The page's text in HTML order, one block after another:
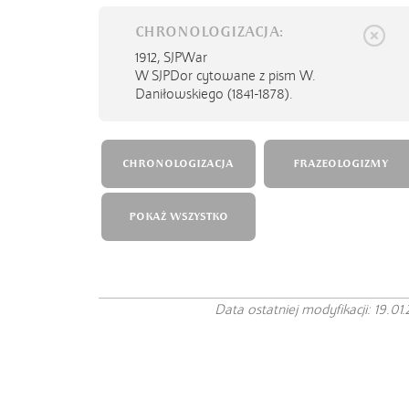
CHRONOLOGIZACJA:
1912, SJPWar
W SJPDor cytowane z pism W.
Daniłowskiego (1841-1878).
CHRONOLOGIZACJA FRAZEOLOGIZMY
POKAŻ WSZYSTKO
Data ostatniej modyfikacji: